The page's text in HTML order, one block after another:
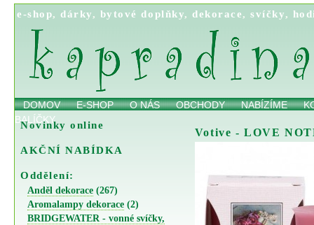
e-shop,dárky, bytové doplňky,dekorace,svíčky,
DOMOV E-SHOP O NÁS OBCHODY NABÍZÍME
BALÍČKY
Novinky online
AKČNÍ NABÍDKA
Oddělení:
Anděl dekorace (267)
Aromalampy dekorace (2)
BRIDGEWATER - vonné svíčky,
Votive - LOVE